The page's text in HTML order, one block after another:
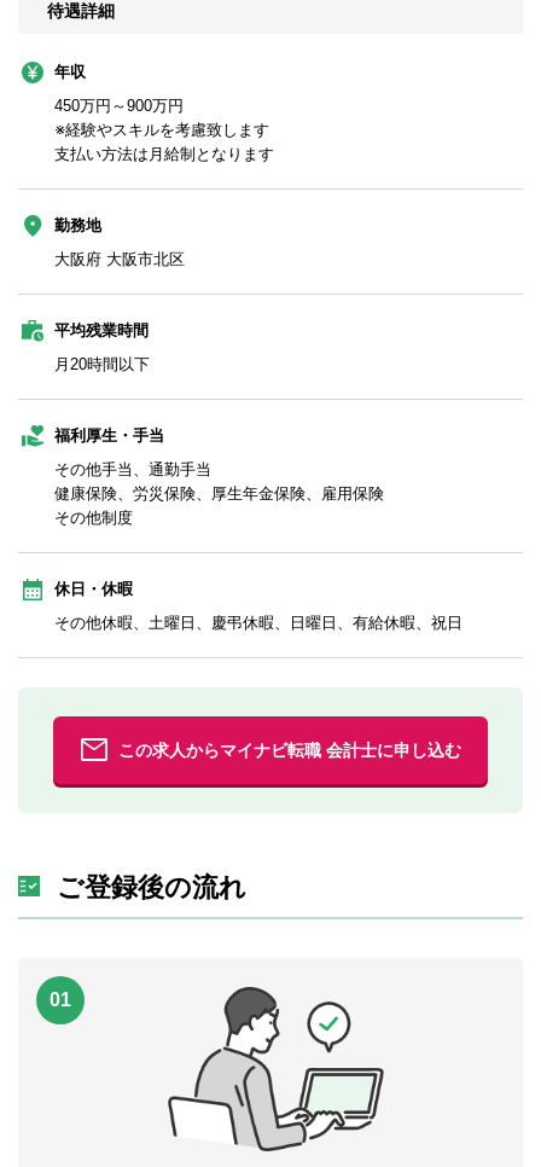
待遇詳細
年収
450万円～900万円
※経験やスキルを考慮致します
支払い方法は月給制となります
勤務地
大阪府 大阪市北区
平均残業時間
月20時間以下
福利厚生・手当
その他手当、通勤手当
健康保険、労災保険、厚生年金保険、雇用保険
その他制度
休日・休暇
その他休暇、土曜日、慶弔休暇、日曜日、有給休暇、祝日
この求人からマイナビ転職 会計士に申し込む
ご登録後の流れ
01